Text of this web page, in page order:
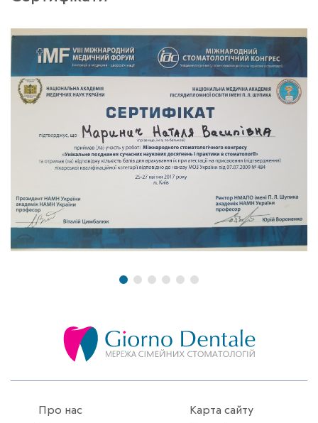
Про нас
Карта сайту